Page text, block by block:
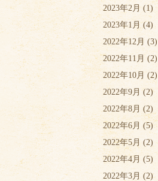
2023年2月(1)
2023年1月(4)
2022年12月 (3)
2022年11月 (2)
2022年10月 (2)
2022年9月 (2)
2022年8月 (2)
2022年6月 (5)
2022年5月 (2)
2022年4月 (5)
2022年3月 (2)